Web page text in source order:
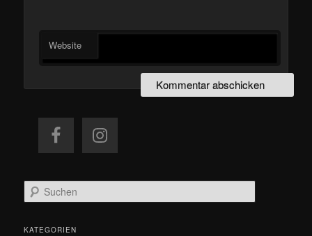
Website
u
h
KATEGORIEN